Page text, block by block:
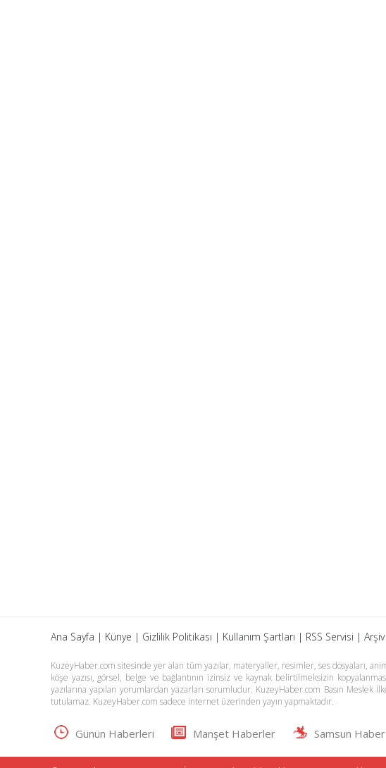
Ana Sayfa | Künye | Gizlilik Politikası | Kullanım Şartları | RSS Servisi | Arşiv
KuzeyHaber.com sitesinde yer alan tüm yazılar, materyaller, resimler, ses dosyaları,
köşe yazısı, görsel, belge ve bağlantının izinsiz ve kaynak belirtilmeksizin
yazılarına yapılan yorumlardan yazarları sorumludur. KuzeyHaber.com Basın
tutulamaz. KuzeyHaber.com sadece internet üzerinden yayın yapmaktadır.
Günün Haberleri Manşet Haberler Samsun Haber